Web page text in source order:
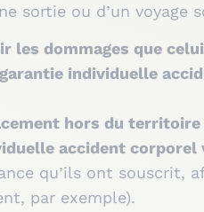
sortie ou d’un
les dommages que
individuelle
hors du
accident corporel
qu’ils ont souscrit,
par exemple).